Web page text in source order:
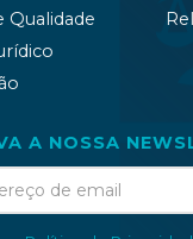
Qualidade
A NOSSA